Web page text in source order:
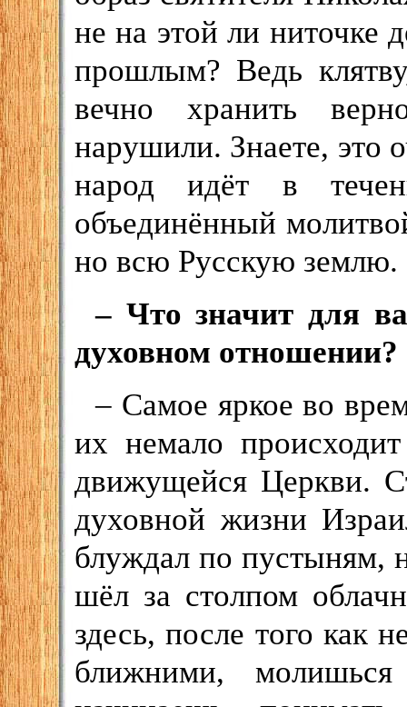
не на этой ли ниточке
прошлым? Ведь
вечно хранить
нарушили. Знаете, это
народ идёт в
объединённый
но всю Русскую землю.
– Что значит для
духовном отношении?
– Самое яркое во
их немало
движущейся Церкви.
духовной жизни
блуждал по пустыням,
шёл за столпом
здесь, после того как
ближними,